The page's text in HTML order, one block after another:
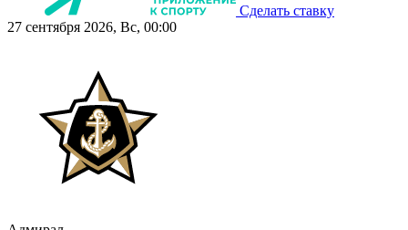
Сделать ставку
27 сентября 2026, Вс, 00:00